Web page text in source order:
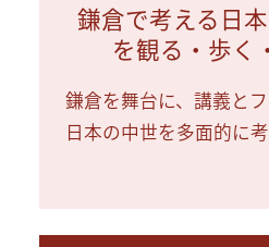
鎌倉で考える日
を観る・歩く
鎌倉を舞台に、講義と
日本の中世を多面的に考